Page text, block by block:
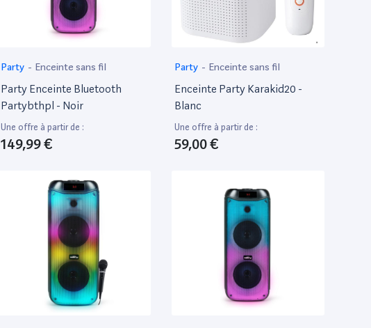
Party - Enceinte sans fil
Party Enceinte Bluetooth
Partybthpl - Noir
Une offre à partir de :
149,99 €
Party - Enceinte sans fil
Enceinte Party Karakid20 -
Blanc
Une offre à partir de :
59,00 €